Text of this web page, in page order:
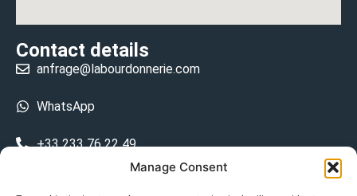
Manage Consent
Contact details
anfrage@labourdonnerie.com
WhatsApp
+33 233 76 22 49